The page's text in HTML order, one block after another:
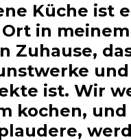
Küche ist
in meinem
Zuhause,
und
ist. Wir
kochen, und